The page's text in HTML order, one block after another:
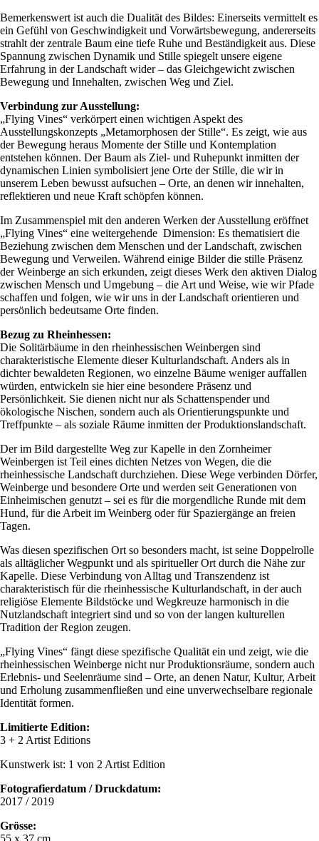
Bemerkenswert ist auch die Dualität des Bildes: Einerseits vermittelt es
ein Gefühl von Geschwindigkeit und Vorwärtsbewegung, andererseits
strahlt der zentrale Baum eine tiefe Ruhe und Beständigkeit aus. Diese
Spannung zwischen Dynamik und Stille spiegelt unsere eigene
Erfahrung in der Landschaft wider – das Gleichgewicht zwischen
Bewegung und Innehalten, zwischen Weg und Ziel.
Verbindung zur Ausstellung:
„Flying Vines“ verkörpert einen wichtigen Aspekt des
Ausstellungskonzepts „Metamorphosen der Stille“. Es zeigt, wie aus
der Bewegung heraus Momente der Stille und Kontemplation
entstehen können. Der Baum als Ziel- und Ruhepunkt inmitten der
dynamischen Linien symbolisiert jene Orte der Stille, die wir in
unserem Leben bewusst aufsuchen – Orte, an denen wir innehalten,
reflektieren und neue Kraft schöpfen können.
Im Zusammenspiel mit den anderen Werken der Ausstellung eröffnet
„Flying Vines“ eine weitergehende Dimension: Es thematisiert die
Beziehung zwischen dem Menschen und der Landschaft, zwischen
Bewegung und Verweilen. Während einige Bilder die stille Präsenz
der Weinberge an sich erkunden, zeigt dieses Werk den aktiven Dialog
zwischen Mensch und Umgebung – die Art und Weise, wie wir Pfade
schaffen und folgen, wie wir uns in der Landschaft orientieren und
persönlich bedeutsame Orte finden.
Bezug zu Rheinhessen:
Die Solitärbäume in den rheinhessischen Weinbergen sind
charakteristische Elemente dieser Kulturlandschaft. Anders als in
dichter bewaldeten Regionen, wo einzelne Bäume weniger auffallen
würden, entwickeln sie hier eine besondere Präsenz und
Persönlichkeit. Sie dienen nicht nur als Schattenspender und
ökologische Nischen, sondern auch als Orientierungspunkte und
Treffpunkte – als soziale Räume inmitten der Produktionslandschaft.
Der im Bild dargestellte Weg zur Kapelle in den Zornheimer
Weinbergen ist Teil eines dichten Netzes von Wegen, die die
rheinhessische Landschaft durchziehen. Diese Wege verbinden Dörfer,
Weinberge und besondere Orte und werden seit Generationen von
Einheimischen genutzt – sei es für die morgendliche Runde mit dem
Hund, für die Arbeit im Weinberg oder für Spaziergänge an freien
Tagen.
Was diesen spezifischen Ort so besonders macht, ist seine Doppelrolle
als alltäglicher Wegpunkt und als spiritueller Ort durch die Nähe zur
Kapelle. Diese Verbindung von Alltag und Transzendenz ist
charakteristisch für die rheinhessische Kulturlandschaft, in der auch
religiöse Elemente Bildstöcke und Wegkreuze harmonisch in die
Nutzlandschaft integriert sind und so von der langen kulturellen
Tradition der Region zeugen.
„Flying Vines“ fängt diese spezifische Qualität ein und zeigt, wie die
rheinhessischen Weinberge nicht nur Produktionsräume, sondern auch
Erlebnis- und Seelenräume sind – Orte, an denen Natur, Kultur, Arbeit
und Erholung zusammenfließen und eine unverwechselbare regionale
Identität formen.
Limitierte Edition:
3 + 2 Artist Editions
Kunstwerk ist: 1 von 2 Artist Edition
Fotografierdatum / Druckdatum:
2017 / 2019
Grösse:
55 x 37 cm